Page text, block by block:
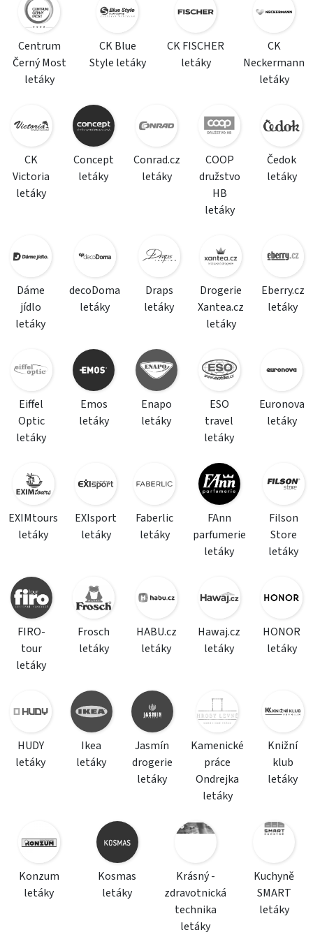
Centrum
Černý Most
letáky
CK Blue
Style letáky
CK FISCHER
letáky
CK
Neckermann
letáky
CK
Victoria
letáky
Concept
letáky
Conrad.cz
letáky
COOP
družstvo
HB
letáky
Čedok
letáky
Dáme
jídlo
letáky
decoDoma
letáky
Draps
letáky
Drogerie
Xantea.cz
letáky
Eberry.cz
letáky
Eiffel
Optic
letáky
Emos
letáky
Enapo
letáky
ESO
travel
letáky
Euronova
letáky
EXIMtours
letáky
EXIsport
letáky
Faberlic
letáky
FAnn
parfumerie
letáky
Filson
Store
letáky
FIRO-
tour
letáky
Frosch
letáky
HABU.cz
letáky
Hawaj.cz
letáky
HONOR
letáky
HUDY
letáky
Ikea
letáky
Jasmín
drogerie
letáky
Kamenické
práce
Ondrejka
letáky
Knižní
klub
letáky
Konzum
letáky
Kosmas
letáky
Krásný -
zdravotnická
technika
letáky
Kuchyně
SMART
letáky